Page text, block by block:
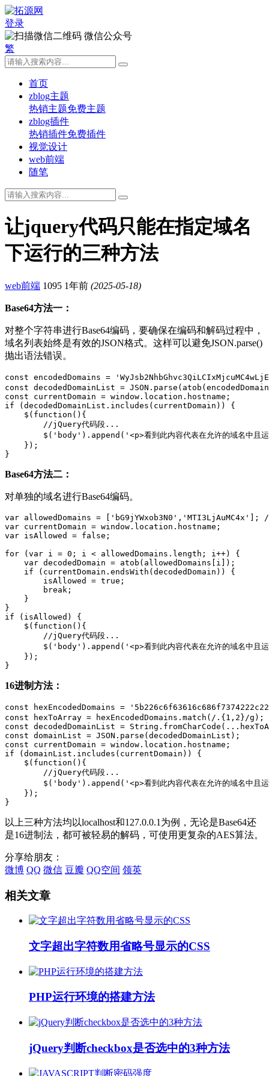
登录
微信公众号
繁
首页
zblog主题
热销主题免费主题
zblog插件
热销插件免费插件
视觉设计
web前端
随笔
让jquery代码只能在指定域名
下运行的三种方法
web前端 1095 1年前 (2025-05-18)
Base64方法一：
对整个字符串进行Base64编码，要确保在编码和解码过程中，
域名列表始终是有效的JSON格式。这样可以避免JSON.parse()
抛出语法错误。
const encodedDomains =
const decodedDomainList =
const currentDomain = window.location.hostname;
if (decodedDomainList.includes(currentDomain)) {
$(function(){
//jQuery代码段...
$('body').append('<p>看到此内容代表在允许的域名中且
});
}
Base64方法二：
对单独的域名进行Base64编码。
var allowedDomains =
var currentDomain = window.location.hostname;
var isAllowed = false;
for (var i = 0; i < allowedDomains.length; i++) {
var decodedDomain = atob(allowedDomains[i]);
if (currentDomain.endsWith(decodedDomain)) {
isAllowed = true;
break;
}
}
if (isAllowed) {
$(function(){
//jQuery代码段...
$('body').append('<p>看到此内容代表在允许的域名中且
});
}
16进制方法：
const hexEncodedDomains =
const hexToArray = hexEncodedDomains.match(/.{1,2}/g);
const decodedDomainList =
const domainList = JSON.parse(decodedDomainList);
const currentDomain = window.location.hostname;
if (domainList.includes(currentDomain)) {
$(function(){
//jQuery代码段...
$('body').append('<p>看到此内容代表在允许的域名中且
});
}
以上三种方法均以localhost和127.0.0.1为例，无论是Base64还
是16进制法，都可被轻易的解码，可使用更复杂的AES算法。
分享给朋友：
微博 QQ 微信 豆瓣 QQ空间 领英
相关文章
文字超出字符数用省略号显示的CSS
PHP运行环境的搭建方法
jQuery判断checkbox是否选中的3种方法